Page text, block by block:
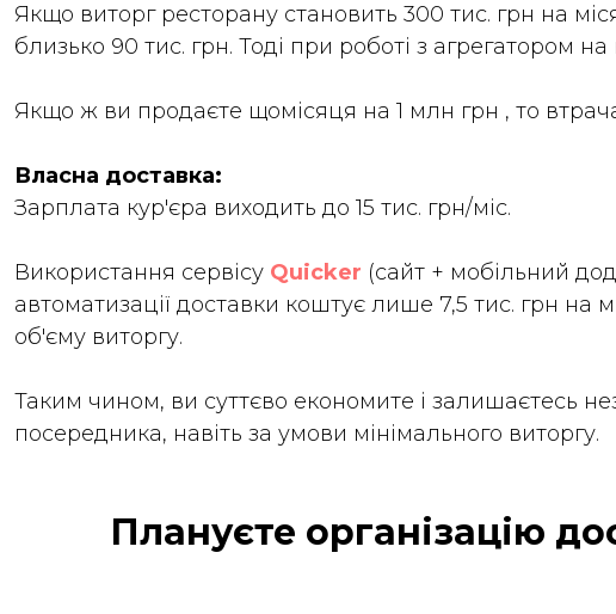
Якщо виторг ресторану становить 300 тис. грн на
близько 90 тис. грн. Тоді при роботі з агрегатором на
Якщо ж ви продаєте щомісяця на 1 млн грн , то
Власна доставка:
Зарплата кур'єра виходить до 15 тис. грн/міс.
Використання сервісу Quicker (сайт + мобільний
автоматизації доставки коштує лише 7,5 тис. грн на
об'єму виторгу.
Таким чином, ви суттєво економите і залишаєтесь
посередника, навіть за умови мінімального виторгу.
Плануєте організацію